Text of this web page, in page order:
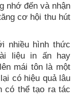
nhớ đến và nhận
cơ hội thu hút
nhiều hình thức
liệu in ấn hay
mái tôn là một
có hiệu quả lâu
có thể tạo ra tác